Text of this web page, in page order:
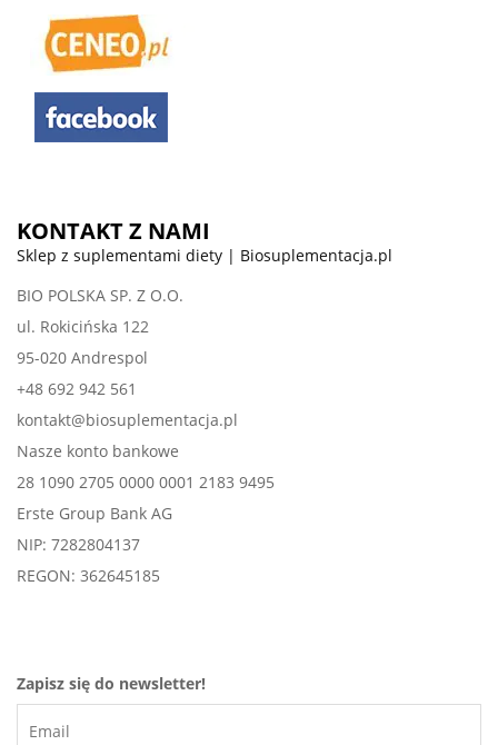
KONTAKT Z NAMI
Sklep z suplementami diety | Biosuplementacja.pl
BIO POLSKA SP. Z O.O.
ul. Rokicińska 122
95-020 Andrespol
+48 692 942 561
kontakt@biosuplementacja.pl
Nasze konto bankowe
28 1090 2705 0000 0001 2183 9495
Erste Group Bank AG
NIP: 7282804137
REGON: 362645185
Zapisz się do newsletter!